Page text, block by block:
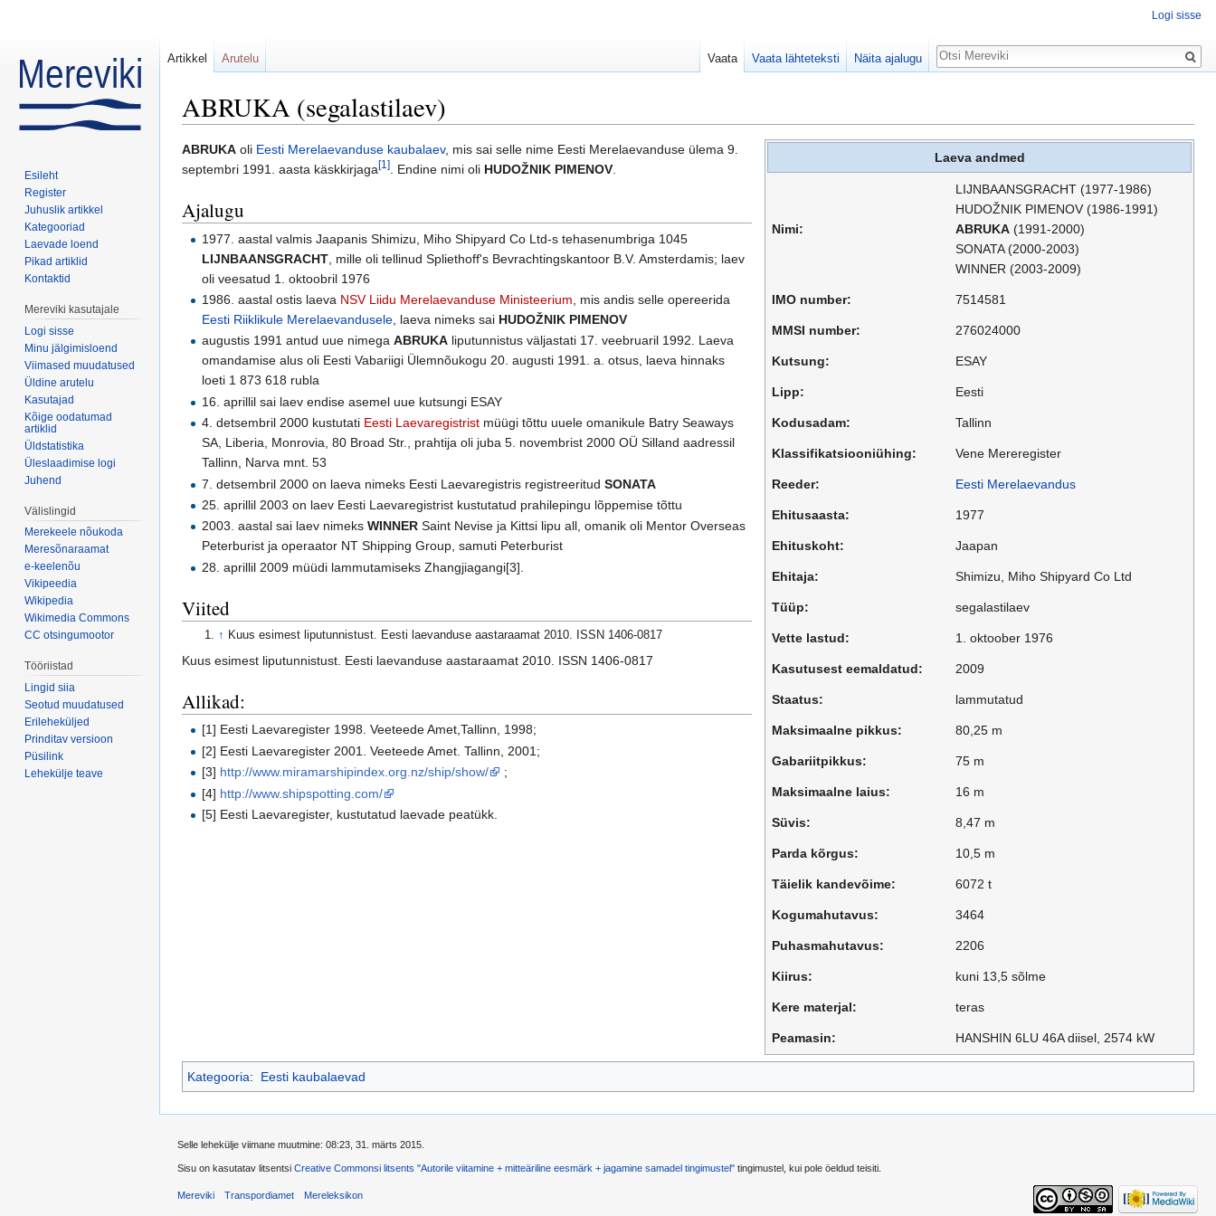
ABRUKA (segalastilaev)
Laeva andmed
Nimi:
LIJNBAANSGRACHT (1977-1986)
HUDOŽNIK PIMENOV (1986-1991)
ABRUKA (1991-2000)
SONATA (2000-2003)
WINNER (2003-2009)
IMO number: 7514581
MMSI number: 276024000
Kutsung: ESAY
Lipp: Eesti
Kodusadam: Tallinn
Klassifikatsiooniühing: Vene Mereregister
Reeder: Eesti Merelaevandus
Ehitusaasta: 1977
Ehituskoht: Jaapan
Ehitaja: Shimizu, Miho Shipyard Co Ltd
Tüüp: segalastilaev
Vette lastud: 1. oktoober 1976
Kasutusest eemaldatud: 2009
Staatus: lammutatud
Maksimaalne pikkus: 80,25 m
Gabariitpikkus: 75 m
Maksimaalne laius: 16 m
Süvis: 8,47 m
Parda kõrgus: 10,5 m
Täielik kandevõime: 6072 t
Kogumahutavus: 3464
Puhasmahutavus: 2206
Kiirus: kuni 13,5 sõlme
Kere materjal: teras
Peamasin: HANSHIN 6LU 46A diisel, 2574 kW
ABRUKA oli Eesti Merelaevanduse kaubalaev, mis sai selle nime Eesti Merelaevanduse ülema 9.
septembri 1991. aasta käskkirjaga[1]. Endine nimi oli HUDOŽNIK PIMENOV.
Ajalugu
1977. aastal valmis Jaapanis Shimizu, Miho Shipyard Co Ltd-s tehasenumbriga 1045
LIJNBAANSGRACHT , mille oli tellinud Spliethoff's Bevrachtingskantoor B.V. Amsterdamis; laev
oli veesatud 1. oktoobril 1976
1986. aastal ostis laeva NSV Liidu Merelaevanduse Ministeerium , mis andis selle opereerida
Eesti Riiklikule Merelaevandusele , laeva nimeks sai HUDOŽNIK PIMENOV
augustis 1991 antud uue nimegaABRUKA liputunnistus väljastati 17. veebruaril 1992. Laeva
omandamise alus oli Eesti Vabariigi Ülemnõukogu 20. augusti 1991. a. otsus, laeva hinnaks
loeti 1 873 618 rubla
16. aprillil sai laev endise asemel uue kutsungi ESAY
4. detsembril 2000 kustutati Eesti Laevaregistrist müügi tõttu uuele omanikule Batry Seaways
SA, Liberia, Monrovia, 80 Broad Str., prahtija oli juba 5. novembrist 2000 OÜ Silland aadressil
Tallinn, Narva mnt. 53
7. detsembril 2000 on laeva nimeks Eesti Laevaregistris registreeritudSONATA
25. aprillil 2003 on laev Eesti Laevaregistrist kustutatud prahilepingu lõppemise tõttu
2003. aastal sai laev nimeksWINNER Saint Nevise ja Kittsi lipu all, omanik oli Mentor Overseas
Peterburist ja operaator NT Shipping Group, samuti Peterburist
28. aprillil 2009 müüdi lammutamiseks Zhangjiagangi[3].
Viited
↑ Kuus esimest liputunnistust. Eesti laevanduse aastaraamat 2010. ISSN 1406-0817
Kuus esimest liputunnistust. Eesti laevanduse aastaraamat 2010. ISSN 1406-0817
Allikad:
[1] Eesti Laevaregister 1998. Veeteede Amet,Tallinn, 1998;
[2] Eesti Laevaregister 2001. Veeteede Amet. Tallinn, 2001;
[3] http://www.miramarshipindex.org.nz/ship/show/
;
[4] http://www.shipspotting.com/
[5] Eesti Laevaregister, kustutatud laevade peatükk.
Kategooria: Eesti kaubalaevad
Logi sisse
Artikkel Arutelu Vaata Vaata lähteteksti Näita ajalugu
Otsing
Esileht
Register
Juhuslik artikkel
Kategooriad
Laevade loend
Pikad artiklid
Kontaktid
Mereviki kasutajale
Logi sisse
Minu jälgimisloend
Viimased muudatused
Üldine arutelu
Kasutajad
Kõige oodatumad
artiklid
Üldstatistika
Üleslaadimise logi
Juhend
Välislingid
Merekeele nõukoda
Meresõnaraamat
e-keelenõu
Vikipeedia
Wikipedia
Wikimedia Commons
CC otsingumootor
Tööriistad
Lingid siia
Seotud muudatused
Erileheküljed
Prinditav versioon
Püsilink
Lehekülje teave
Selle lehekülje viimane muutmine: 08:23, 31. märts 2015.
Sisu on kasutatav litsentsi Creative Commonsi litsents "Autorile viitamine + mitteäriline eesmärk + jagamine samadel tingimustel" tingimustel, kui pole öeldud teisiti.
Mereviki Transpordiamet Mereleksikon